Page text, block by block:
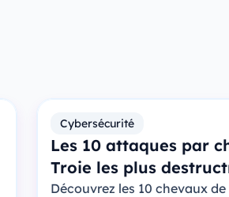
Cybersécurité
Les 10 attaques par
Troie les plus
Découvrez les 10 chevaux de